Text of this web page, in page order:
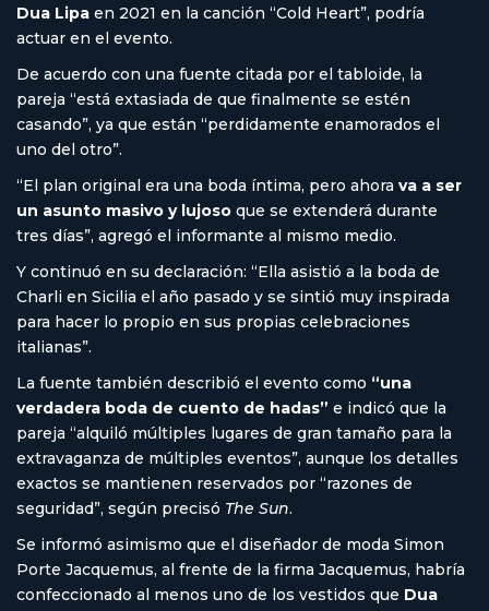
Dua Lipa en 2021 en la canción “Cold Heart”, podría
actuar en el evento.
De acuerdo con una fuente citada por el tabloide, la
pareja “está extasiada de que finalmente se estén
casando”, ya que están “perdidamente enamorados el
uno del otro”.
“El plan original era una boda íntima, pero ahora va a ser
un asunto masivo y lujoso que se extenderá durante
tres días”, agregó el informante al mismo medio.
Y continuó en su declaración: “Ella asistió a la boda de
Charli en Sicilia el año pasado y se sintió muy inspirada
para hacer lo propio en sus propias celebraciones
italianas”.
La fuente también describió el evento como “una
verdadera boda de cuento de hadas” e indicó que la
pareja “alquiló múltiples lugares de gran tamaño para la
extravaganza de múltiples eventos”, aunque los detalles
exactos se mantienen reservados por “razones de
seguridad”, según precisó The Sun.
Se informó asimismo que el diseñador de moda Simon
Porte Jacquemus, al frente de la firma Jacquemus, habría
confeccionado al menos uno de los vestidos que Dua